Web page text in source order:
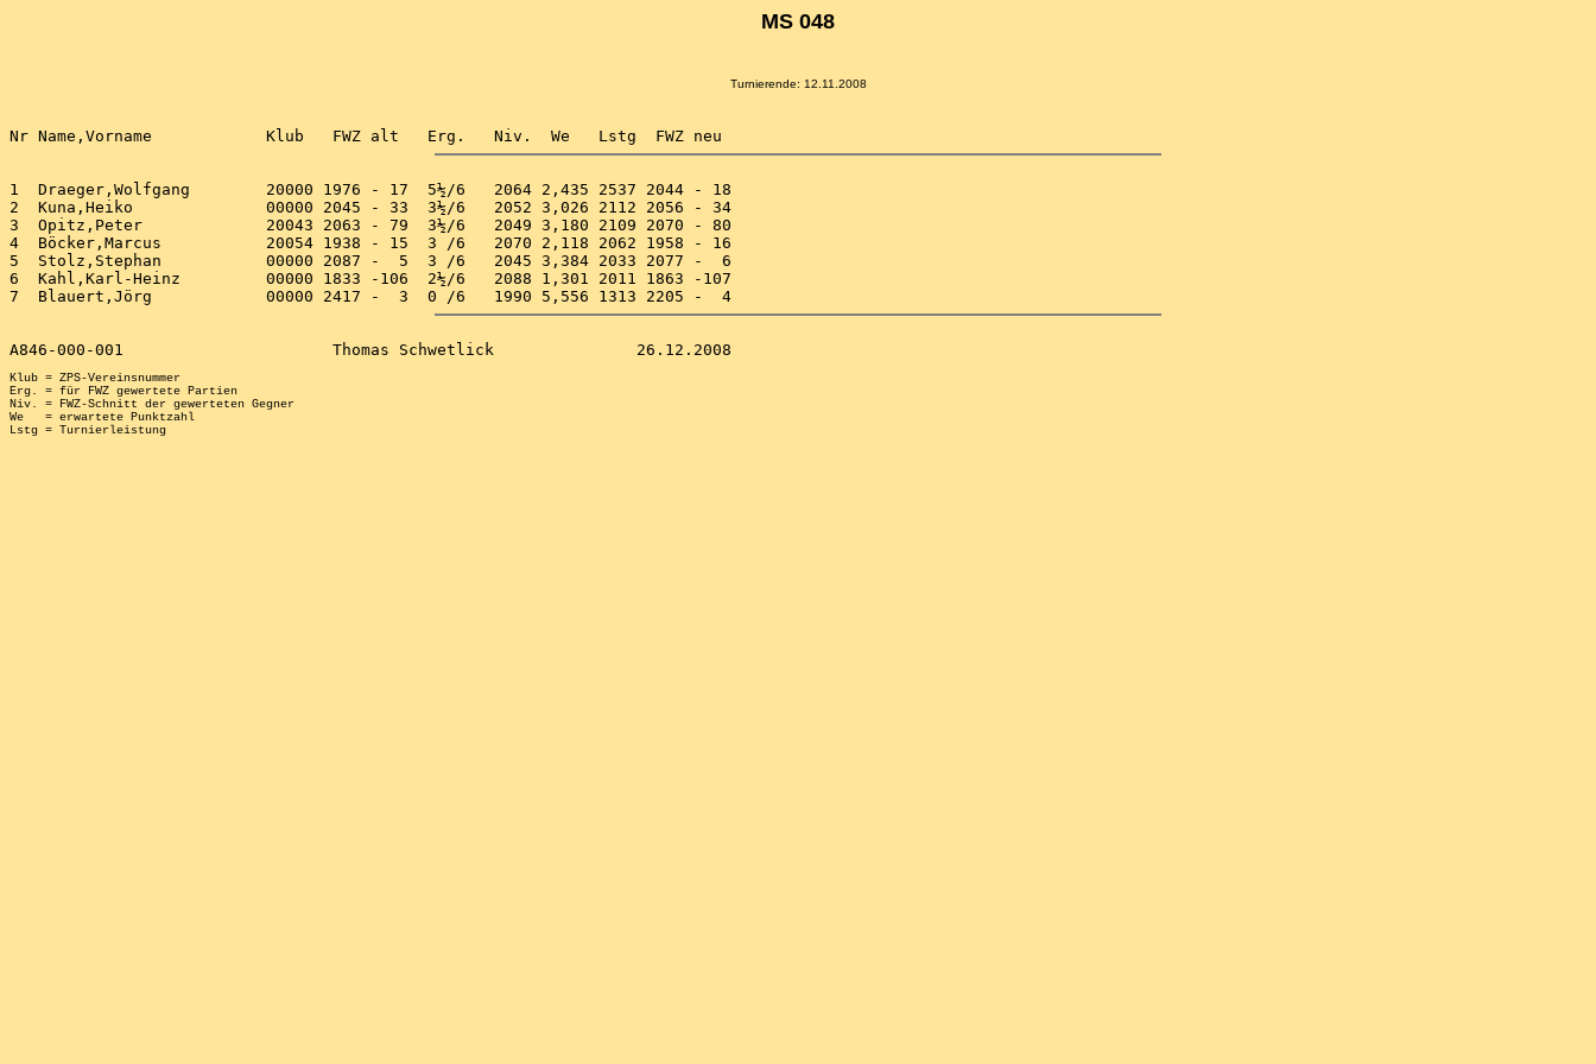
MS 048
Turnierende: 12.11.2008
1  Draeger,Wolfgang        20000 1976 - 17  5½/6   2064 2,435 2537 2044 - 18
2  Kuna,Heiko              00000 2045 - 33  3½/6   2052 3,026 2112 2056 - 34
3  Opitz,Peter             20043 2063 - 79  3½/6   2049 3,180 2109 2070 - 80
4  Böcker,Marcus           20054 1938 - 15  3 /6   2070 2,118 2062 1958 - 16
5  Stolz,Stephan           00000 2087 -  5  3 /6   2045 3,384 2033 2077 -  6
6  Kahl,Karl-Heinz         00000 1833 -106  2½/6   2088 1,301 2011 1863 -107
Klub = ZPS-Vereinsnummer
Erg. = für FWZ gewertete Partien
Niv. = FWZ-Schnitt der gewerteten Gegner
We   = erwartete Punktzahl